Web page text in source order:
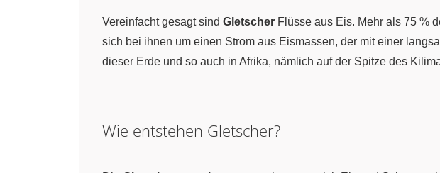
Vereinfacht gesagt sind Gletscher Flüsse aus Eis. Mehr als 75 %
sich bei ihnen um einen Strom aus Eismassen, der mit einer
dieser Erde und so auch in Afrika, nämlich auf der Spitze des
Wie entstehen Gletscher?